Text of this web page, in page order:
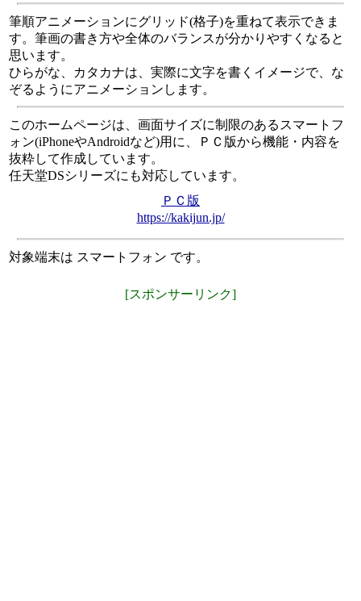
筆順アニメーションにグリッド(格子)を重ねて表示できま
す。筆画の書き方や全体のバランスが分かりやすくなると
思います。
ひらがな、カタカナは、実際に文字を書くイメージで、な
ぞるようにアニメーションします。
このホームページは、画面サイズに制限のあるスマートフ
ォン(iPhoneやAndroidなど)用に、ＰＣ版から機能・内容を
抜粋して作成しています。
任天堂DSシリーズにも対応しています。
ＰＣ版
https://kakijun.jp/
対象端末は スマートフォン です。
[スポンサーリンク]